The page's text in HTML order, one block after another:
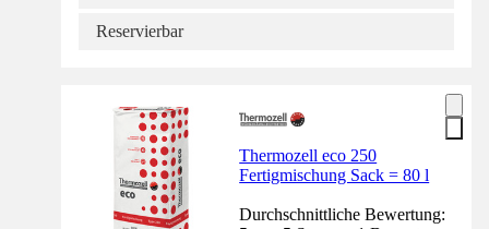
Reservierbar
Thermozell eco 250
Fertigmischung Sack = 80 l
Durchschnittliche Bewertung: